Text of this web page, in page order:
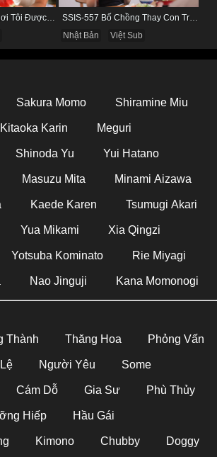
SSIS-557 Bố Chồng Thay Con Trai Bị Liệt Dương Chăm Sóc Con Dâu
Nhật Bản
Việt Sub
Sakura Momo Shiramine Miu
Kitaoka Karin Meguri
Shinoda Yu Yui Hatano
Masuzu Mita Minami Aizawa
Kaede Karen Tsumugi Akari
Yua Mikami Xia Qingzi
Yotsuba Kominato Rie Miyagi
Nao Jinguji Kana Momonogi
Thành Thăng Hoa Phỏng Vấn
Người Yêu Some
Cám Dỗ Gia Sư Phù Thủy
Hiếp Hầu Gái
Kimono Chubby Doggy